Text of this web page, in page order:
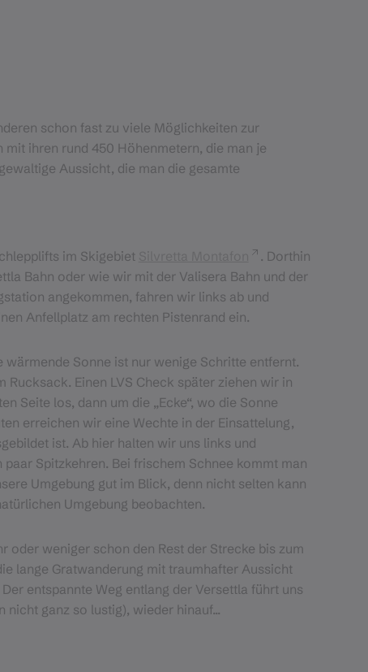
schon fast zu viele Möglichkeiten zur
ihren rund 450 Höhenmetern, die man je
Aussicht, die man die gesamte
im Skigebiet
. Dorthin
Bahn oder wie wir mit der Valisera Bahn und der
angekommen, fahren wir links ab und
Anfellplatz am rechten Pistenrand ein.
Sonne ist nur wenige Schritte entfernt.
Einen LVS Check später ziehen wir in
Seite los, dann um die „Ecke“, wo die Sonne
erreichen wir eine Wechte in der Einsattelung,
ist. Ab hier halten wir uns links und
Spitzkehren. Bei frischem Schnee kommt man
Umgebung gut im Blick, denn nicht selten kann
Umgebung beobachten.
oder weniger schon den Rest der Strecke bis zum
lange Gratwanderung mit traumhafter Aussicht
entspannte Weg entlang der Versettla führt uns
nicht ganz so lustig), wieder hinauf...